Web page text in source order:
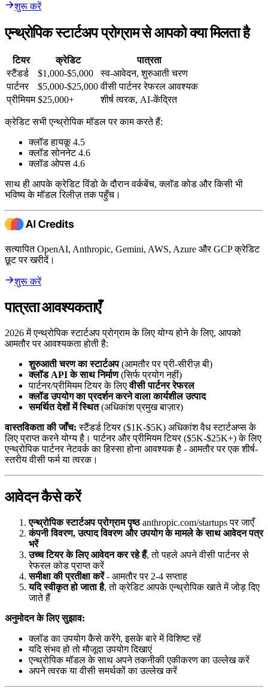
शुरू करें
एन्थ्रोपिक स्टार्टअप प्रोग्राम से आपको क्या मिलता है
टियर क्रेडिट
पात्रता
स्टैंडर्ड
$1,000-$5,000
स्व-आवेदन, शुरुआती चरण
पार्टनर
$5,000-$25,000 वीसी पार्टनर रेफरल आवश्यक
प्रीमियम $25,000+ शीर्ष त्वरक, AI-केंद्रित
क्रेडिट सभी एन्थ्रोपिक मॉडल पर काम करते हैं:
क्लॉड हायकू 4.5
क्लॉड सोननेट 4.6
क्लॉड ओपस 4.6
साथ ही आपके क्रेडिट विंडो के दौरान वर्कबेंच, क्लॉड कोड और किसी भी
भविष्य के मॉडल रिलीज़ तक पहुँच।
सत्यापित OpenAI, Anthropic, Gemini, AWS, Azure और GCP क्रेडिट
छूट पर खरीदें।
शुरू करें
पात्रता आवश्यकताएँ
2026 में एन्थ्रोपिक स्टार्टअप प्रोग्राम के लिए योग्य होने के लिए, आपको
आमतौर पर आवश्यकता होती है:
शुरुआती चरण का स्टार्टअप(आमतौर पर प्री-सीरीज़ बी)
क्लॉड API के साथ निर्माण(सिर्फ प्रयोग नहीं)
पार्टनर/प्रीमियम टियर के लिएवीसी पार्टनर रेफरल
क्लॉड उपयोग का प्रदर्शन करने वाला कार्यशील उत्पाद
समर्थित देशों में स्थित(अधिकांश प्रमुख बाज़ार)
वास्तविकता की जाँच: स्टैंडर्ड टियर ($1K-$5K) अधिकांश वैध स्टार्टअप्स के
लिए प्राप्त करने योग्य है। पार्टनर और प्रीमियम टियर ($5K-$25K+) के लिए
एन्थ्रोपिक पार्टनर नेटवर्क का हिस्सा होना आवश्यक है - आमतौर पर एक शीर्ष-
स्तरीय वीसी फर्म या त्वरक।
आवेदन कैसे करें
एन्थ्रोपिक स्टार्टअप प्रोग्राम पृष्ठanthropic.com/startups पर जाएँ
कंपनी विवरण, उत्पाद विवरण और उपयोग के मामले के साथ आवेदन पत्र
भरें
उच्च टियर के लिए आवेदन कर रहे हैं, तो पहले अपने वीसी पार्टनर से
रेफरल कोड प्राप्त करें
समीक्षा की प्रतीक्षा करें- आमतौर पर 2-4 सप्ताह
यदि स्वीकृत हो जाता है, तो क्रेडिट आपके एन्थ्रोपिक खाते में जोड़ दिए
जाते हैं
अनुमोदन के लिए सुझाव:
क्लॉड का उपयोग कैसे करेंगे, इसके बारे में विशिष्ट रहें
यदि संभव हो तो मौजूदा उपयोग दिखाएं
एन्थ्रोपिक मॉडल के साथ अपने तकनीकी एकीकरण का उल्लेख करें
अपने त्वरक या वीसी समर्थकों का उल्लेख करें